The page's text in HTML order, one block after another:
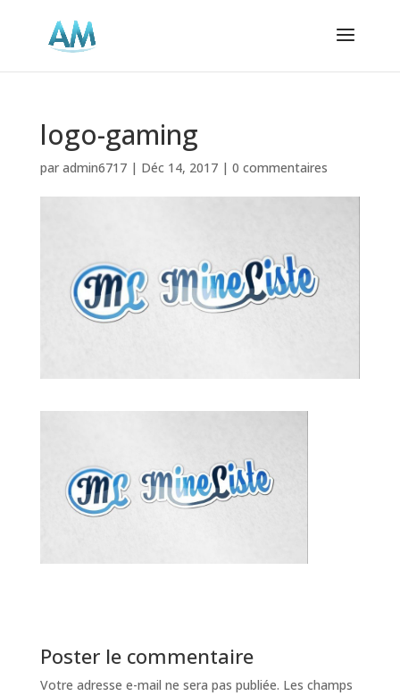
logo-gaming
par admin6717| Déc 14, 2017| 0 commentaires
Poster le commentaire
Votre adresse e-mail ne sera pas publiée. Les champs